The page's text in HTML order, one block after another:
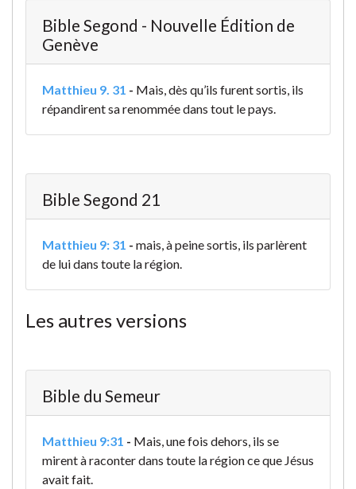
Bible Segond - Nouvelle Édition de
Genève
Matthieu 9. 31 - Mais, dès qu’ils furent sortis, ils
répandirent sa renommée dans tout le pays.
Bible Segond 21
Matthieu 9: 31 - mais, à peine sortis, ils parlèrent
de lui dans toute la région.
Les autres versions
Bible du Semeur
Matthieu 9:31 - Mais, une fois dehors, ils se
mirent à raconter dans toute la région ce que Jésus
avait fait.